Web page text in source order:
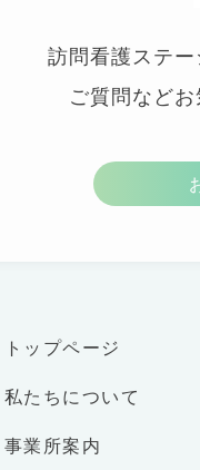
訪問看護ステ
ご質問などお
トップページ
私たちについて
事業所案内